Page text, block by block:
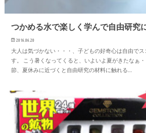
つかめる水で楽しく学んで自由研究
2016.06.20
大人は気づかない・・・、子どもの好奇心は自由で
す。 こう暑くなってくると、いよいよ夏がきたなぁ
節、夏休みに近づくと自由研究の材料に触れる…